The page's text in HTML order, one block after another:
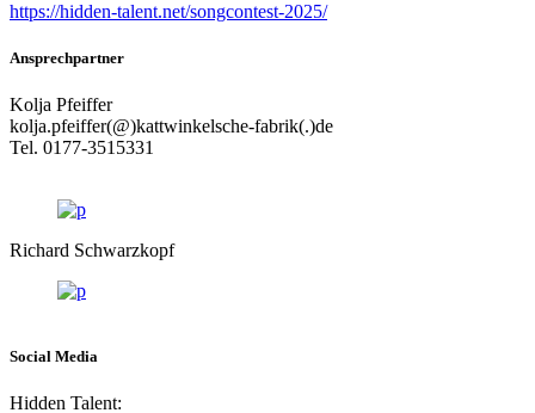
https://hidden-talent.net/songcontest-2025/
Ansprechpartner
Kolja Pfeiffer
kolja.pfeiffer(@)kattwinkelsche-fabrik(.)de
Tel. 0177-3515331
Richard Schwarzkopf
Social Media
Hidden Talent: